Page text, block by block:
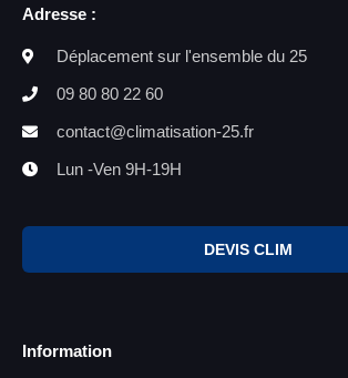
Adresse :
Déplacement sur l'ensemble du 25
09 80 80 22 60
contact@climatisation-25.fr
Lun -Ven 9H-19H
DEVIS CLIM
Information